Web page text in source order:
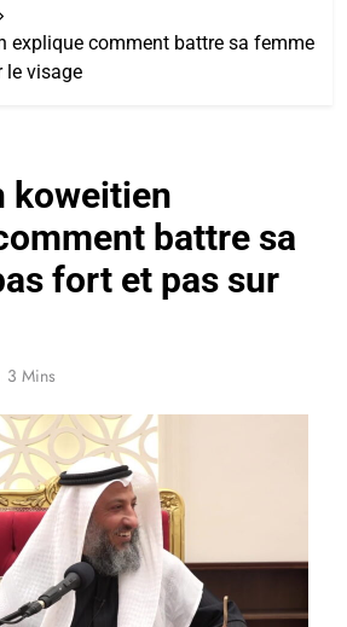
explique comment battre sa femme
le visage
koweitien
battre sa
fort et pas sur
3 Mins